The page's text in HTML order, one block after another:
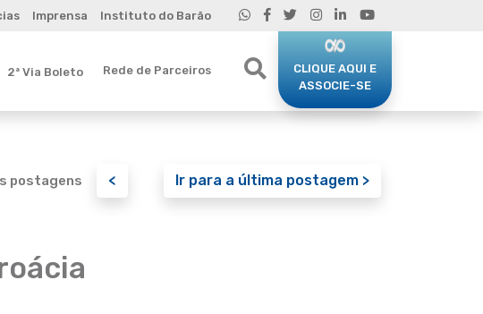
Imprensa Instituto do Barão
2ª Via Boleto Rede de Parceiros
CLIQUE AQUI E
ASSOCIE-SE
postagens < Ir para a última postagem >